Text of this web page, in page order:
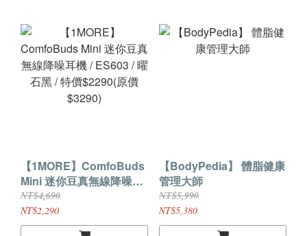
【1MORE】ComfoBuds
Mini 迷你豆真無線降噪耳
機 / ES603 / 曜石黑 / 特價
$2290(原價$3290)
NT$4,690
NT$2,290
【BodyPedia】 體脂健康
管理大師
NT$5,990
NT$5,380